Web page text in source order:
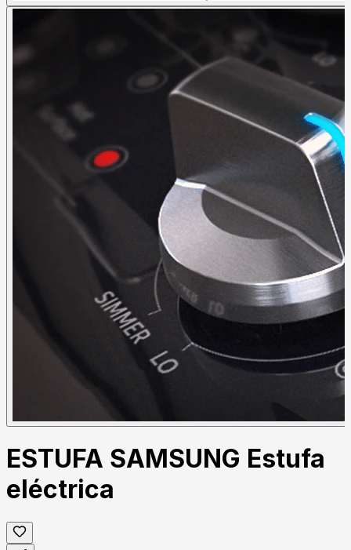
ESTUFA SAMSUNG Estufa
eléctrica